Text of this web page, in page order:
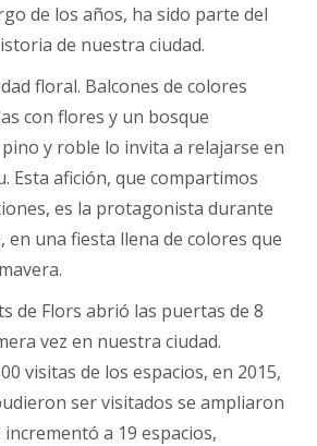
de los años, ha sido parte del
de nuestra ciudad.
floral. Balcones de colores
con flores y un bosque
y roble lo invita a relajarse en
Esta afición, que compartimos
es la protagonista durante
en una fiesta llena de colores que
de Flors abrió las puertas de 8
vez en nuestra ciudad.
visitas de los espacios, en 2015,
ser visitados se ampliaron
incrementó a 19 espacios,